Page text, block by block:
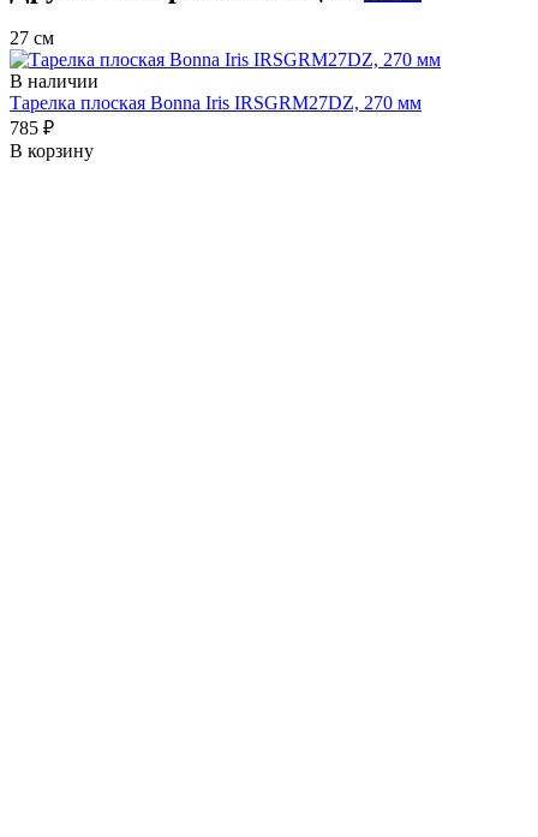
27 см
В наличии
Тарелка плоская Bonna Iris IRSGRM27DZ, 270 мм
785 ₽
В корзину